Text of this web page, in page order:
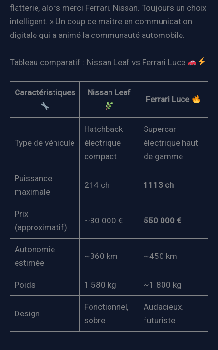
flatterie, alors merci Ferrari. Nissan. Toujours un choix
intelligent. » Un coup de maître en communication
digitale qui a animé la communauté automobile.
Tableau comparatif : Nissan Leaf vs Ferrari Luce
Caractéristiques Nissan Leaf
Ferrari Luce
Type de véhicule
Hatchback
électrique
compact
Supercar
électrique haut
de gamme
Puissance
maximale
214 ch 1113 ch
Prix
(approximatif)
~30 000 € 550 000 €
Autonomie
estimée
~360 km ~450 km
Poids 1 580 kg ~1 800 kg
Design
Fonctionnel,
sobre
Audacieux,
futuriste